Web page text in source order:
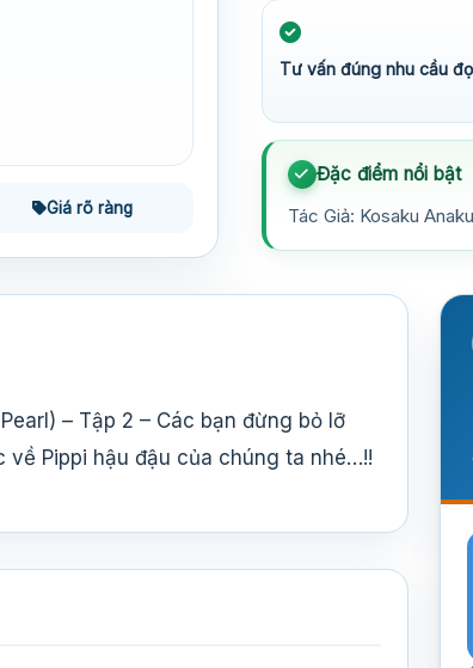
Giá rõ ràng
Tư vấn đúng nhu cầu
Đặc điểm nổi bật
Tác Giả: Kosaku
– Tập 2 – Các bạn đừng bỏ lỡ
Pippi hậu đậu của chúng ta nhé…!!